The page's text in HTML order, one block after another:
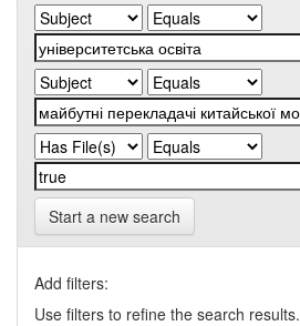
Start a new search
Add filters:
Use filters to refine the search results.